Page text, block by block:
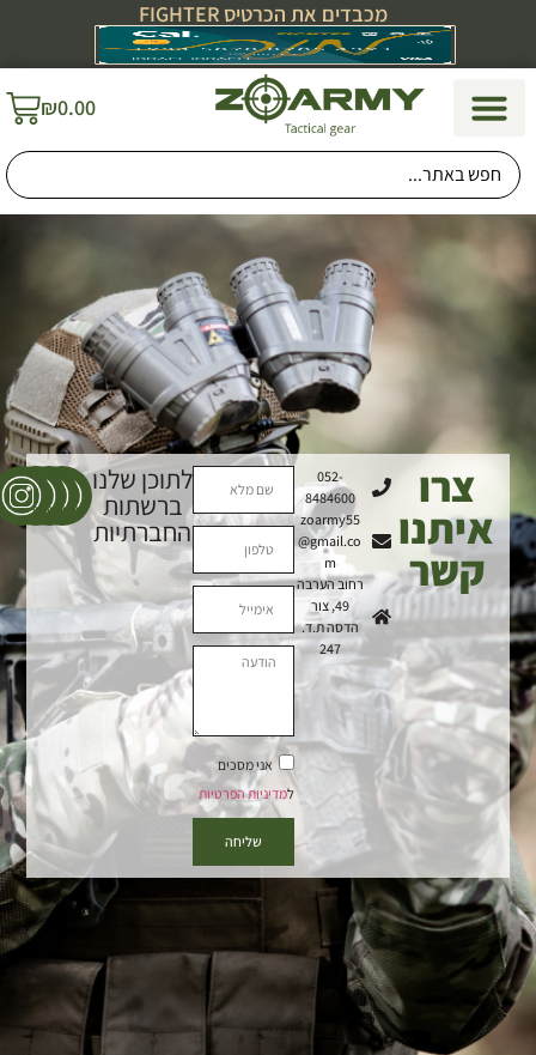
מכבדים את הכרטיס FIGHTER
₪0.00
צרו
איתנו
קשר
052-
8484600
zoarmy55
@gmail.co
m
רחוב הערבה
49, צור
הדסה ת.ד.
247
אני מסכים
למדיניות הפרטיות
שליחה
לתוכן שלנו
ברשתות
החברתיות